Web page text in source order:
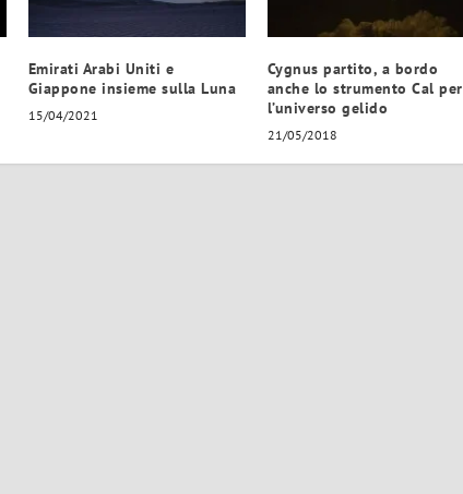
Emirati Arabi Uniti e
Giappone insieme sulla Luna
15/04/2021
Cygnus partito, a bordo
anche lo strumento Cal per
l’universo gelido
21/05/2018